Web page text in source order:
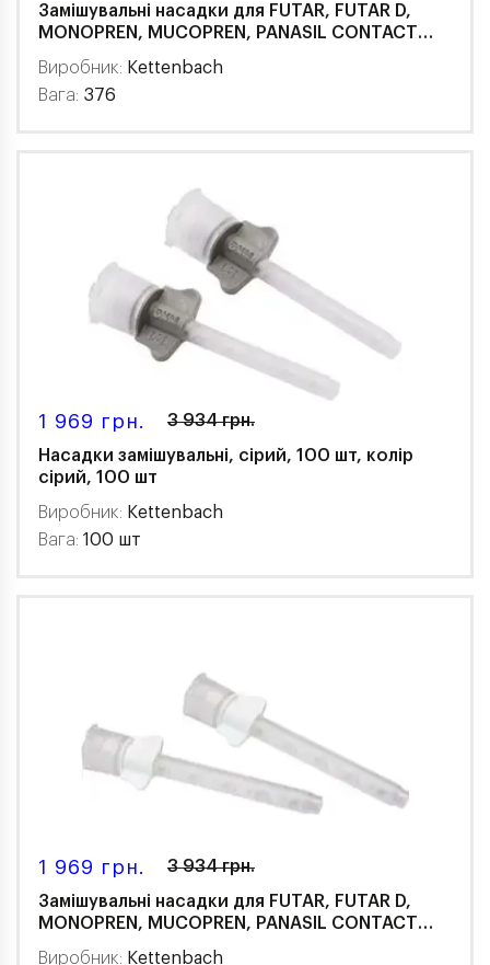
Замішувальні насадки для FUTAR, FUTAR D,
MONOPREN, MUCOPREN, PANASIL CONTACT
Виробник: Kettenbach
Вага: 376
1 969 грн.
3 934 грн.
Насадки замішувальні, сірий, 100 шт, колір
сірий, 100 шт
Виробник: Kettenbach
Вага: 100 шт
1 969 грн.
3 934 грн.
Замішувальні насадки для FUTAR, FUTAR D,
MONOPREN, MUCOPREN, PANASIL CONTACT
TWO IN ONE (100 шт), 376
Виробник: Kettenbach